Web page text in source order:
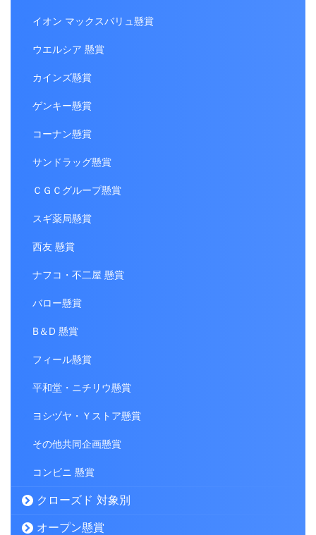
イオン マックスバリュ懸賞
ウエルシア 懸賞
カインズ懸賞
ゲンキー懸賞
コーナン懸賞
サンドラッグ懸賞
ＣＧＣグループ懸賞
スギ薬局懸賞
西友 懸賞
ナフコ・不二屋 懸賞
バロー懸賞
B＆D 懸賞
フィール懸賞
平和堂・ニチリウ懸賞
ヨシヅヤ・Ｙストア懸賞
その他共同企画懸賞
コンビニ 懸賞
クローズド 対象別
オープン懸賞